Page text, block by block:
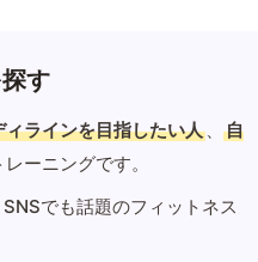
す
ラインを目指したい人 、
自
ーニングです。
でも話題のフィットネス